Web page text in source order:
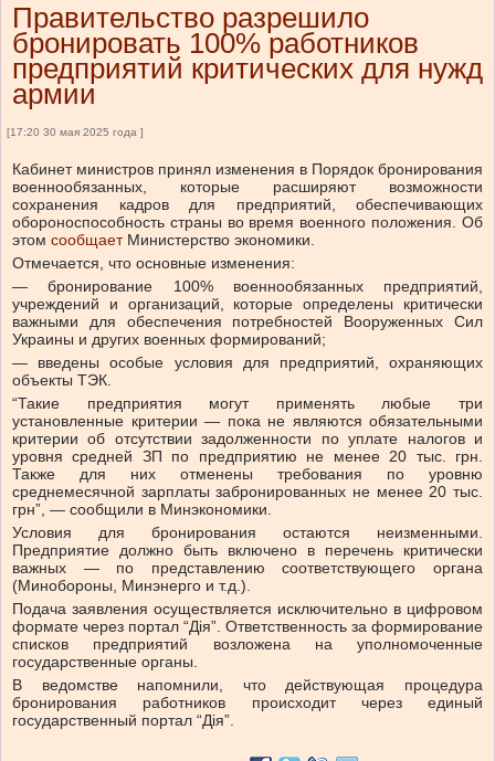
Правительство разрешило
бронировать 100% работников
предприятий критических для нужд
армии
[17:20 30 мая 2025 года ]
Кабинет министров принял изменения в Порядок бронирования
военнообязанных, которые расширяют возможности
сохранения кадров для предприятий, обеспечивающих
обороноспособность страны во время военного положения. Об
этом сообщаетМинистерство экономики.
Отмечается, что основные изменения:
— бронирование 100% военнообязанных предприятий,
учреждений и организаций, которые определены критически
важными для обеспечения потребностей Вооруженных Сил
Украины и других военных формирований;
— введены особые условия для предприятий, охраняющих
объекты ТЭК.
“Такие предприятия могут применять любые три
установленные критерии — пока не являются обязательными
критерии об отсутствии задолженности по уплате налогов и
уровня средней ЗП по предприятию не менее 20 тыс. грн.
Также для них отменены требования по уровню
среднемесячной зарплаты забронированных не менее 20 тыс.
грн”, — сообщили в Минэкономики.
Условия для бронирования остаются неизменными.
Предприятие должно быть включено в перечень критически
важных — по представлению соответствующего органа
(Минобороны, Минэнерго и т.д.).
Подача заявления осуществляется исключительно в цифровом
формате через портал “Дія”. Ответственность за формирование
списков предприятий возложена на уполномоченные
государственные органы.
В ведомстве напомнили, что
действующая процедура
бронирования работников происходит через единый
государственный портал “Дія”.